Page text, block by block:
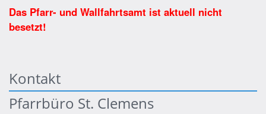
Das Pfarr- und Wallfahrtsamt ist aktuell nicht
besetzt!
Kontakt
Pfarrbüro St. Clemens